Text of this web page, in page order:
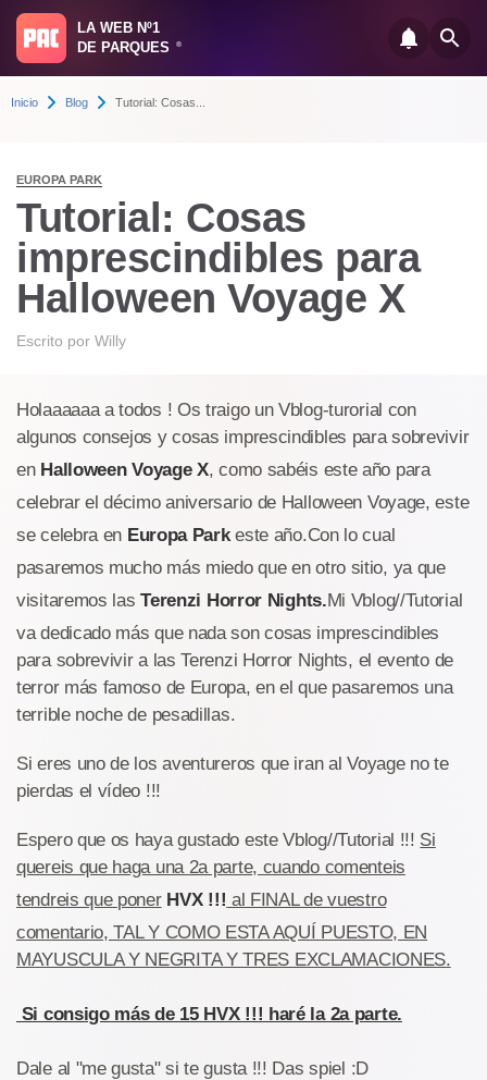
LA WEB Nº1
DE PARQUES
®
Inicio Blog Tutorial: Cosas...
EUROPA PARK
Tutorial: Cosas
imprescindibles para
Halloween Voyage X
Escrito por Willy
Holaaaaaa a todos ! Os traigo un Vblog-turorial con
algunos consejos y cosas imprescindibles para sobrevivir
en Halloween Voyage X, como sabéis este año para
celebrar el décimo aniversario de Halloween Voyage, este
se celebra en Europa Parkeste año.Con lo cual
pasaremos mucho más miedo que en otro sitio, ya que
visitaremos lasTerenzi Horror Nights.Mi Vblog//Tutorial
va dedicado más que nada son cosas imprescindibles
para sobrevivir a las Terenzi Horror Nights, el evento de
terror más famoso de Europa, en el que pasaremos una
terrible noche de pesadillas.
Si eres uno de los aventureros que iran al Voyage no te
pierdas el vídeo !!!
Espero que os haya gustado este Vblog//Tutorial !!! Si
quereis que haga una 2a parte, cuando comenteis
tendreis que poner HVX !!! al FINAL de vuestro
comentario, TAL Y COMO ESTA AQUÍ PUESTO, EN
MAYUSCULA Y NEGRITA Y TRES EXCLAMACIONES.
Si consigo más de 15 HVX !!! haré la 2a parte.
Dale al "me gusta" si te gusta !!! Das spiel :D